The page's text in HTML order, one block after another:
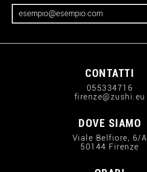
CONTATTI
055334716
firenze@zushi.eu
DOVE SIAMO
Viale Belfiore, 6/A
50144 Firenze